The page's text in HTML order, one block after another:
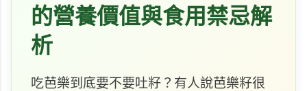
的營養價值與食用禁忌解
析
吃芭樂到底要不要吐籽？有人說芭樂籽很